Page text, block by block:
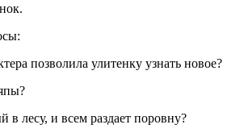
позволила улитенку узнать новое?
лесу, и всем раздает поровну?